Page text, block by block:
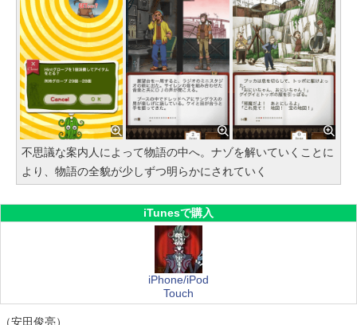
不思議な案内人によって物語の中へ。ナゾを解いていくことに
より、物語の全貌が少しずつ明らかにされていく
iTunesで購入
iPhone/iPod
Touch
（安田俊亮）